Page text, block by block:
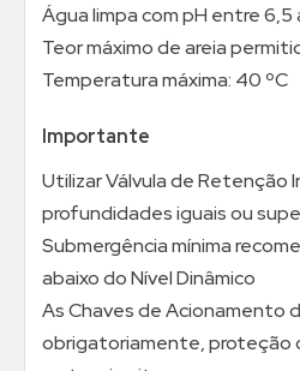
Água limpa com pH entre 6,5
Teor máximo de areia
Temperatura máxima: 40 ºC
Importante
Utilizar Válvula de Retenção
profundidades iguais ou
Submergência mínima
abaixo do Nível Dinâmico
As Chaves de Acionamento
obrigatoriamente, proteção